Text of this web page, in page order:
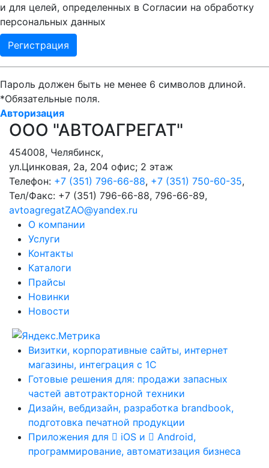
и для целей, определенных в Согласии на обработку
персональных данных
Пароль должен быть не менее 6 символов длиной.
*Обязательные поля.
Авторизация
ООО "АВТОАГРЕГАТ"
454008, Челябинск,
ул.Цинковая, 2а, 204 офис; 2 этаж
Телефон: +7 (351) 796-66-88, +7 (351) 750-60-35,
Тел/Факс: +7 (351) 796-66-88, 796-66-89,
avtoagregatZAO@yandex.ru
О компании
Услуги
Контакты
Каталоги
Прайсы
Новинки
Новости
Визитки, корпоративные сайты, интернет
магазины, интеграция с 1С
Готовые решения для: продажи запасных
частей автотракторной техники
Дизайн, вебдизайн, разработка brandbook,
подготовка печатной продукции
Приложения для
iOS и
Android,
программирование, автоматизация бизнеса